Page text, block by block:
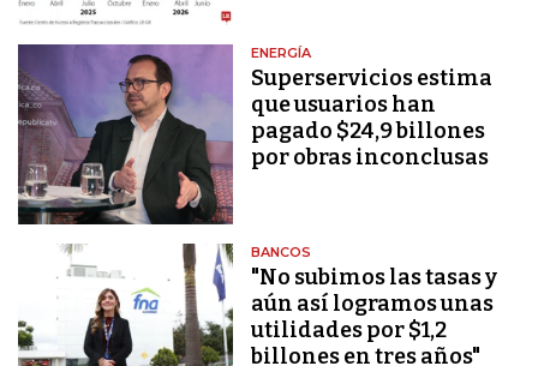
ENERGÍA
Superservicios estima
que usuarios han
pagado $24,9 billones
por obras inconclusas
BANCOS
"No subimos las tasas y
aún así logramos unas
utilidades por $1,2
billones en tres años"